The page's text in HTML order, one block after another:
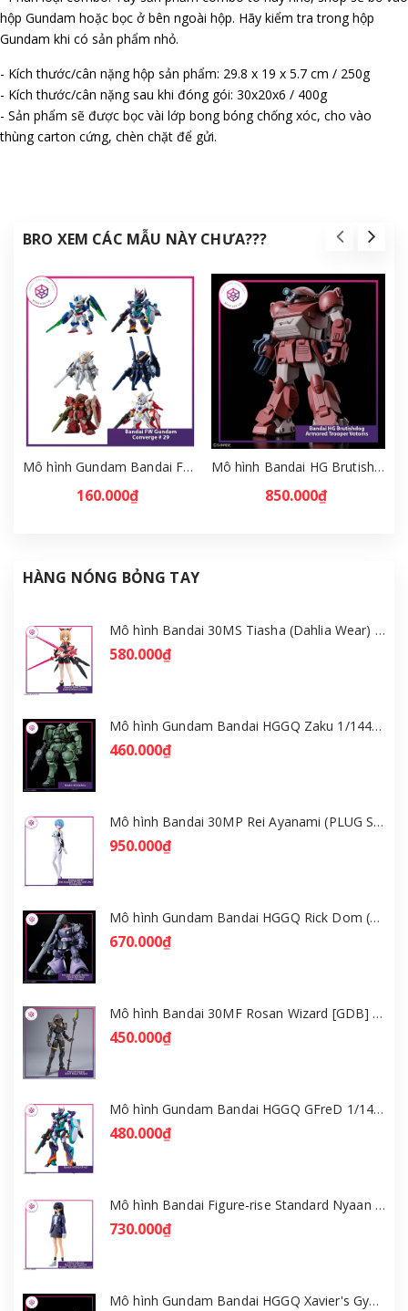
hộp Gundam hoặc bọc ở bên ngoài hộp. Hãy kiểm tra trong hộp
Gundam khi có sản phẩm nhỏ.
- Kích thước/cân nặng hộp sản phẩm: 29.8 x 19 x 5.7 cm / 250g
- Kích thước/cân nặng sau khi đóng gói: 30x20x6 / 400g
- Sản phẩm sẽ được bọc vài lớp bong bóng chống xóc, cho vào
thùng carton cứng, chèn chặt để gửi.
BRO XEM CÁC MẪU NÀY CHƯA???
Mô hình Gundam Bandai FW Gundam Converge # 29 Full Set [GDB] [FCH]
160.000₫
Mô hình Bandai HG Brutishdog - Armored Trooper Votoms [GDB] [BHG]
850.000₫
HÀNG NÓNG BỎNG TAY
Mô hình Bandai 30MS Tiasha (Dahlia Wear) [Color B] [GDB] [30MS]
580.000₫
Mô hình Gundam Bandai HGGQ Zaku 1/144 – MSG GQuuuuuuX [GDB] [BHG]
460.000₫
Mô hình Bandai 30MP Rei Ayanami (PLUG SUIT Ver.) – Evangelion [GDB] [30MP]
950.000₫
Mô hình Gundam Bandai HGGQ Rick Dom (Gaia / Ortega) 1/144 [GDB] [BHG]
670.000₫
Mô hình Bandai 30MF Rosan Wizard [GDB] [30MF]
450.000₫
Mô hình Gundam Bandai HGGQ GFreD 1/144 [GDB] [BHG]
480.000₫
Mô hình Bandai Figure-rise Standard Nyaan - Gundam GQuuuuuuX [GDB] [FRS]
730.000₫
Mô hình Gundam Bandai HGGQ Xavier's Gyan Hakuji-Packs 1/144 [GDB] [BHG]